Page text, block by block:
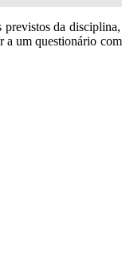
previstos da
a um questionário